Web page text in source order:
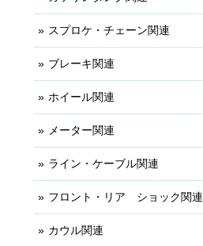
スプロケ・チェーン関連
ブレーキ関連
ホイール関連
メーター関連
ライン・ケーブル関連
フロント・リア ショック関連
カウル関連